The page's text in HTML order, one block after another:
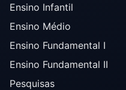
Ensino Infantil
Ensino Médio
Ensino Fundamental I
Ensino Fundamental II
Pesquisas